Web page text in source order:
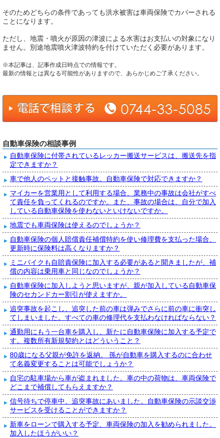
そのためどちらの条件であっても洪水被害は車両保険でカバーされる
ことになります。
ただし、地震・噴火が原因の津波による水害はお支払いの対象になり
ません。別途地震噴火津波特約を付けていただく必要があります。
※本記事は、記事作成日時点での情報です。
最新の情報とは異なる可能性がありますので、あらかじめご了承ください。
自動車保険の相談事例
自動車保険に付帯されているレッカー搬送サービスは、搬送先を指
定できますか？
車で他人のペットと接触事故。自動車保険で対応できますか？
マイカーを営業用として利用する場合、業務中の事故は会社がすべ
て責任を負ってくれるのですか。また、事故の場合は、自分で加入
している自動車保険を使わないといけないですか。
地震でも車両保険は使えるのでしょうか？
自動車保険の個人賠償責任補償特約を使い修理費を支払った場合、
更新時に保険料は高くなりますか？
ミニバイクも自賠責保険に加入する必要があると聞きましたが、補
償の内容は乗用車と同じなのでしょうか？
自動車保険に加入しようと思いますが、親が加入している自動車保
険のセカンドカー割引が使えますか。
追突事故を起こし、追突した前の車は弾みでさらに前の車に衝突し
てしまいました。すべての車の修理代を支払わなければならない？
通勤用にもう一台車を購入し、新たに自動車保険に加入する予定で
す。複数所有新規契約とはどういうこと？
80歳になる父親が免許を返納。 孫が自動車を購入するのに合わせ
て名義変更することは可能でしょうか？
自宅の駐車場から車が盗まれました。車の中の荷物は、車両保険で
どこまで補償してもらえますか？
信号待ちで停車中、追突事故にあいました。自動車保険の示談交渉
サービスを受けることができますか？
新車をローンで購入する予定、車両保険の加入を勧められました。
加入したほうがいい？